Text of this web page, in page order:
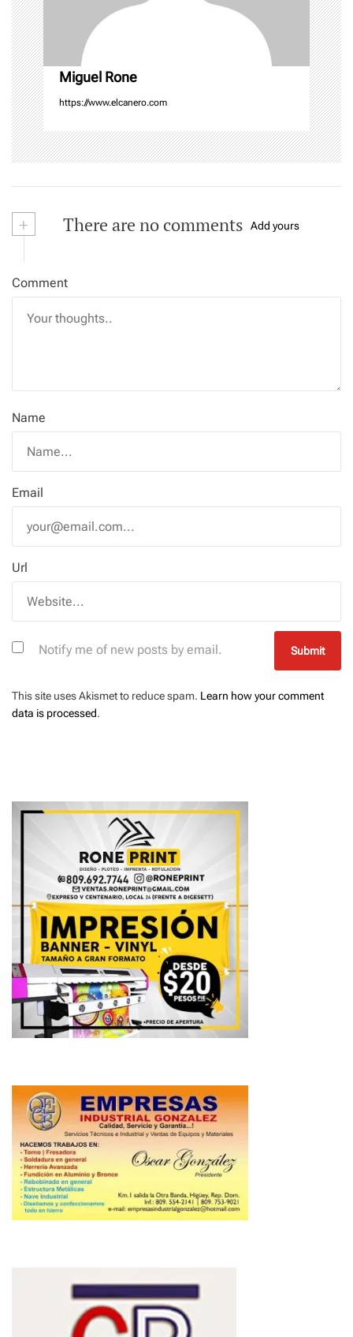
i
o
n
Miguel Rone
https://www.elcanero.com
+ There are no comments Add yours
Comment
Name
Email
Url
Notify me of new posts by email.
This site uses Akismet to reduce spam. Learn how your comment
data is processed.